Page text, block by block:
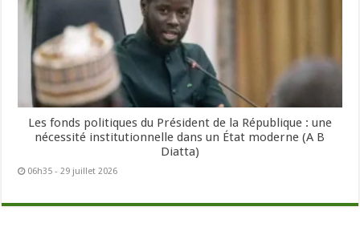
Les fonds politiques du Président de la République : une
nécessité institutionnelle dans un État moderne (A B
Diatta)
06h35 - 29 juillet 2026